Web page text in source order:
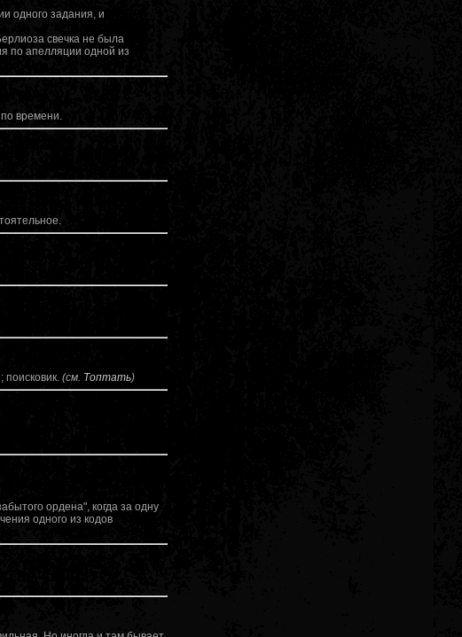
одного задания, и
свечка не была
по апелляции одной из
времени.
(см. Топтать)
ордена", когда за одну
одного из кодов